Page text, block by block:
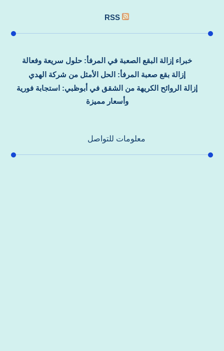
RSS
خبراء إزالة البقع الصعبة في المرفأ: حلول سريعة وفعالة
إزالة بقع صعبة المرفأ: الحل الأمثل من شركة الهدي
إزالة الروائح الكريهة من الشقق في أبوظبي: استجابة فورية
وأسعار مميزة
معلومات للتواصل